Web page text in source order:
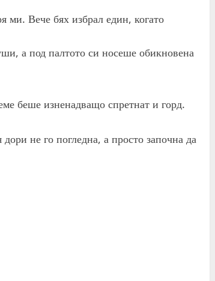
ми. Вече бях избрал един, когато
а под палтото си носеше обикновена
беше изненадващо спретнат и горд.
не го погледна, а просто започна да